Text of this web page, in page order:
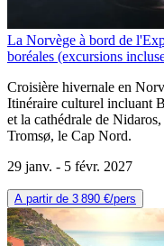
La Norvège à bord de
boréales (excursions
Croisière hivernale en
Itinéraire culturel incluant
et la cathédrale de
Tromsø, le Cap Nord.
29 janv. - 5 févr. 2027
A partir de 3 890 €/pers